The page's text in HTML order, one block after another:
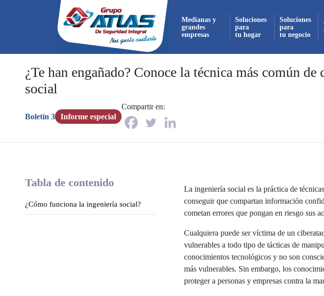
Medianas y
grandes
empresas
Soluciones
para
tu hogar
Soluciones
para
tu negocio
¿Te han engañado? Conoce la técnica más común
social
Boletín 3 Informe especial
Compartir en:
Tabla de contenido
¿Cómo funciona la ingeniería social?
La ingeniería social es la práctica de
conseguir que compartan información
cometan errores que pongan en riesgo sus
Cualquiera puede ser víctima de un
vulnerables a todo tipo de tácticas de
conocimientos tecnológicos y no son
más vulnerables. Sin embargo, los
proteger a personas y empresas contra la
Ahora recibirás todas
¡Suscrito